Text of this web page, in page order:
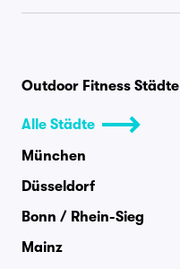
Outdoor Fitness Städte
Alle Städte
München
Düsseldorf
Bonn / Rhein-Sieg
Mainz